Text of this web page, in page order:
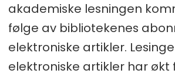
akademiske lesningen
følge av bibliotekenes
elektroniske artikler.
elektroniske artikler har økt